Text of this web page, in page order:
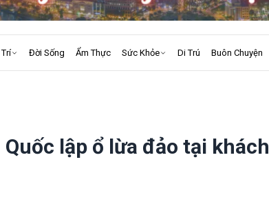
Đời Sống Ẩm Thực Sức Khỏe Di Trú Buôn Chuyện
lập ổ lừa đảo tại khách